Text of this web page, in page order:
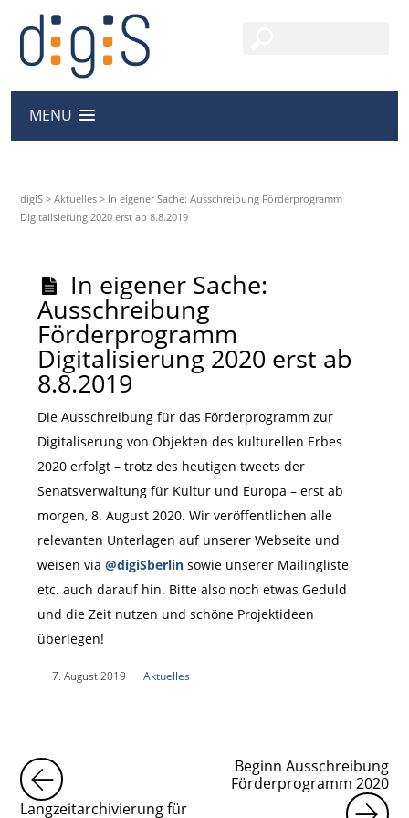
MENU
digiS >Aktuelles > In eigener Sache: Ausschreibung Förderprogramm
Digitalisierung 2020 erst ab 8.8.2019
In eigener Sache:
Ausschreibung
Förderprogramm
Digitalisierung 2020 erst ab
8.8.2019
Die Ausschreibung für das Förderprogramm zur
Digitaliserung von Objekten des kulturellen Erbes
2020 erfolgt – trotz des heutigen tweets der
Senatsverwaltung für Kultur und Europa – erst ab
morgen, 8. August 2020. Wir veröffentlichen alle
relevanten Unterlagen auf unserer Webseite und
weisen via @digiSberlinsowie unserer Mailingliste
etc. auch darauf hin. Bitte also noch etwas Geduld
und die Zeit nutzen und schöne Projektideen
überlegen!
7. August 2019 Aktuelles
Langzeitarchivierung für
Beginn Ausschreibung
Förderprogramm 2020